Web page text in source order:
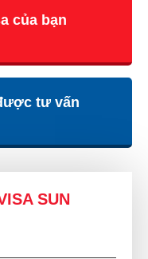
của bạn
tư vấn
SUN